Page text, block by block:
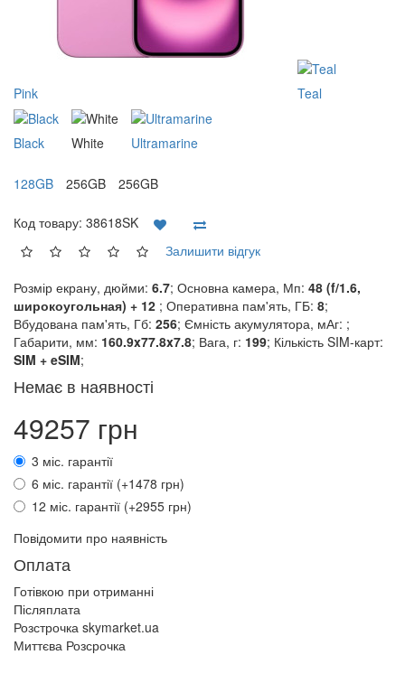
Pink Teal
Black White Ultramarine
128GB 256GB 256GB
Код товару: 38618SK
Залишити відгук
Розмір екрану, дюйми: 6.7; Основна камера, Мп: 48 (f/1.6,
широкоугольная) + 12 ; Оперативна пам'ять, ГБ: 8;
Вбудована пам'ять, Гб: 256; Ємність акумулятора, мАг: ;
Габарити, мм: 160.9x77.8x7.8; Вага, г: 199; Кількість SIM-карт:
SIM + eSIM;
Немає в наявності
49257 грн
3 міс. гарантії
6 міс. гарантії (+1478 грн)
12 міс. гарантії (+2955 грн)
Повідомити про наявність
Оплата
Готівкою при отриманні
Післяплата
Розстрочка skymarket.ua
Миттєва Розсрочка